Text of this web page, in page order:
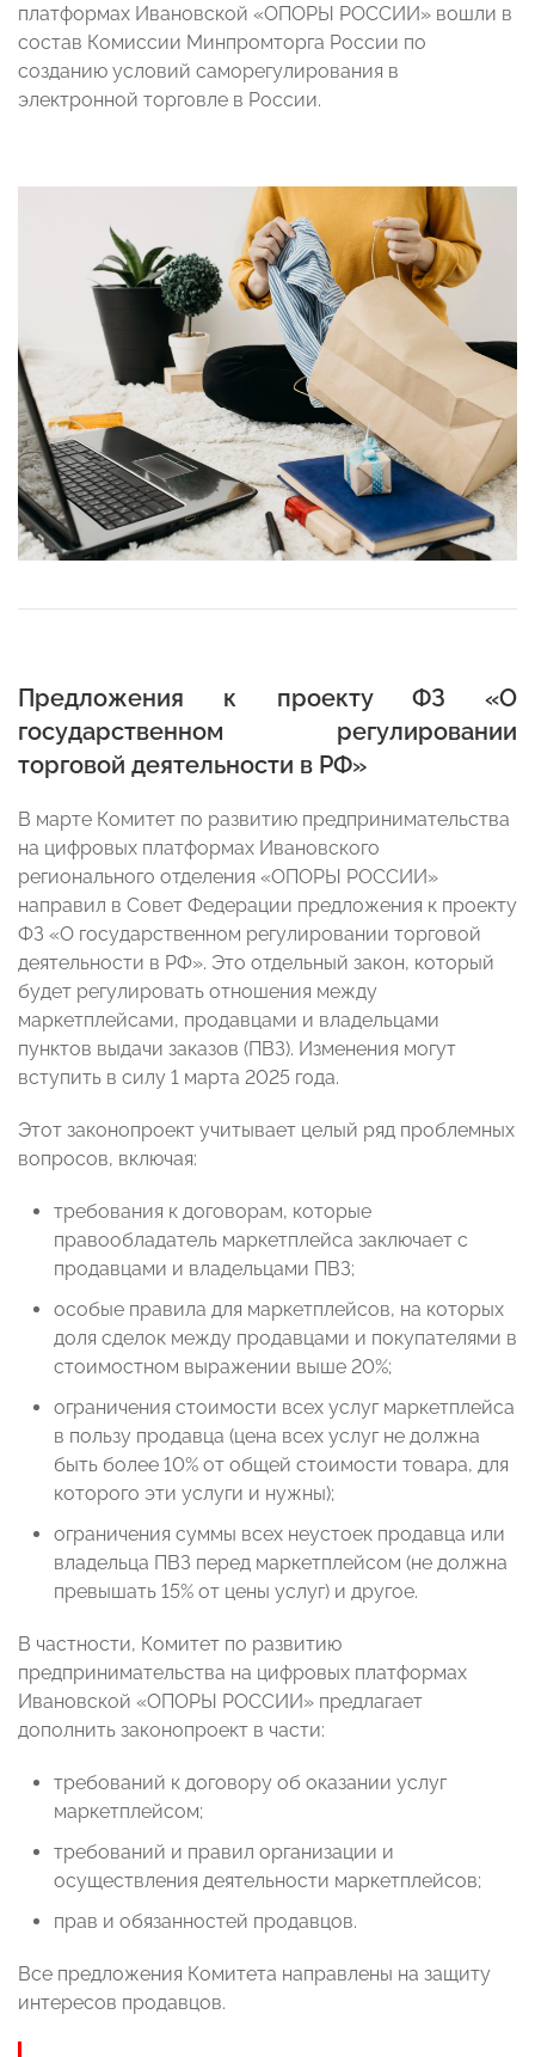
платформах Ивановской «ОПОРЫ РОССИИ» вошли в
состав Комиссии Минпромторга России по
созданию условий саморегулирования в
электронной торговле в России.
Предложения к проекту ФЗ «О
государственном регулировании
торговой деятельности в РФ»
В марте Комитет по развитию предпринимательства
на цифровых платформах Ивановского
регионального отделения «ОПОРЫ РОССИИ»
направил в Совет Федерации предложения к проекту
ФЗ «О государственном регулировании торговой
деятельности в РФ». Это отдельный закон, который
будет регулировать отношения между
маркетплейсами, продавцами и владельцами
пунктов выдачи заказов (ПВЗ). Изменения могут
вступить в силу 1 марта 2025 года.
Этот законопроект учитывает целый ряд проблемных
вопросов, включая:
требования к договорам, которые
правообладатель маркетплейса заключает с
продавцами и владельцами ПВЗ;
особые правила для маркетплейсов, на которых
доля сделок между продавцами и покупателями в
стоимостном выражении выше 20%;
ограничения стоимости всех услуг маркетплейса
в пользу продавца (цена всех услуг не должна
быть более 10% от общей стоимости товара, для
которого эти услуги и нужны);
ограничения суммы всех неустоек продавца или
владельца ПВЗ перед маркетплейсом (не должна
превышать 15% от цены услуг) и другое.
В частности, Комитет по развитию
предпринимательства на цифровых платформах
Ивановской «ОПОРЫ РОССИИ» предлагает
дополнить законопроект в части:
требований к договору об оказании услуг
маркетплейсом;
требований и правил организации и
осуществления деятельности маркетплейсов;
прав и обязанностей продавцов.
Все предложения Комитета направлены на защиту
интересов продавцов.